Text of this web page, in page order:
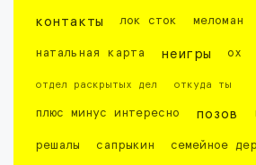
контакты лок сток меломан
натальная карта неигры ох
отдел раскрытых дел откуда ты
плюс минус интересно позов
решалы сапрыкин семейное